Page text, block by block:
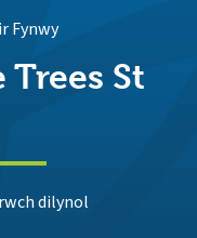
Fynwy
St
dilynol